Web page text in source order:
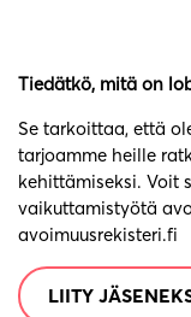
Tiedätkö, mitä on
Se tarkoittaa, että
tarjoamme heille
kehittämiseksi. Voit
vaikuttamistyötä
avoimuusrekisteri.fi
LIITY